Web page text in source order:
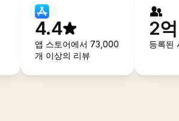
4.4
앱 스토어에서 73,000
개 이상의 리뷰
2
등록된